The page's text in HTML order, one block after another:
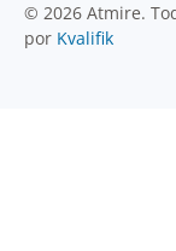
© 2026 Atmire.
por Kvalifik